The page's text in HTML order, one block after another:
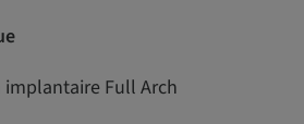
implantaire Full Arch